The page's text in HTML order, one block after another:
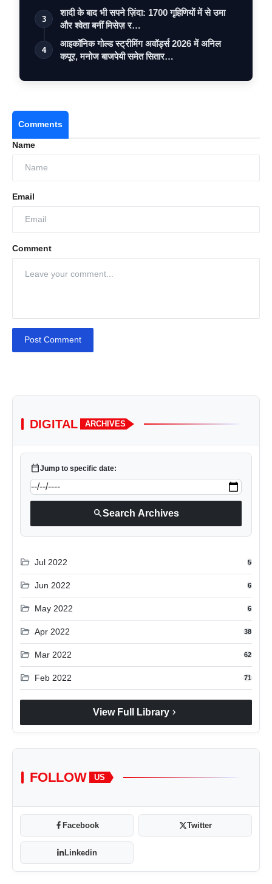
3
शादी के बाद भी सपने ज़िंदा: 1700 गृहिणियों में से उमा
और श्वेता बनीं मिसेज़ र…
4
आइकॉनिक गोल्ड स्ट्रीमिंग अवॉर्ड्स 2026 में अनिल
कपूर, मनोज बाजपेयी समेत सितार…
Comments
Name
Email
Comment
Post Comment
DIGITAL ARCHIVES
calendar_todayJump to specific date:
searchSearch Archives
folder_open Jul 2022 5
folder_open Jun 2022 6
folder_open May 2022 6
folder_open Apr 2022 38
folder_open Mar 2022 62
folder_open Feb 2022 71
View Full Library chevron_right
FOLLOW US
Facebook Twitter
Linkedin